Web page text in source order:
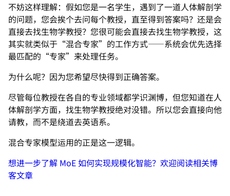
不妨这样理解：假如您是一名学生，遇到了一道人体解剖学
的问题，您会挨个去问每个教授，直至得到答案吗？还是会
直接去找生物学教授？您很可能会直接去找生物学教授，这
其实就类似于“混合专家”的工作方式——系统会优先选择
最匹配的“专家”来处理任务。
为什么呢？因为您希望尽快得到正确答案。
尽管每位教授在各自的专业领域都学识渊博，但您知道在人
体解剖学方面，找生物学教授绝对没错。所以您会直接向他
请教，而不是绕道去英语系。
混合专家模型运用的正是这一逻辑。
想进一步了解 MoE 如何实现规模化智能？欢迎阅读相关博
客文章